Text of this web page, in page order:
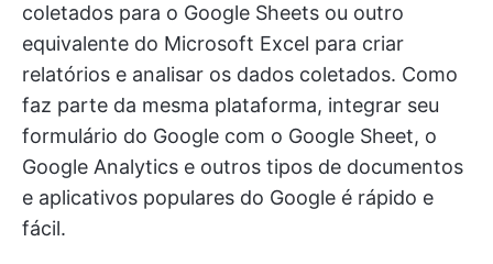
coletados para o Google Sheets ou outro
equivalente do Microsoft Excel para criar
relatórios e analisar os dados coletados. Como
faz parte da mesma plataforma, integrar seu
formulário do Google com o Google Sheet, o
Google Analytics e outros tipos de documentos
e aplicativos populares do Google é rápido e
fácil.